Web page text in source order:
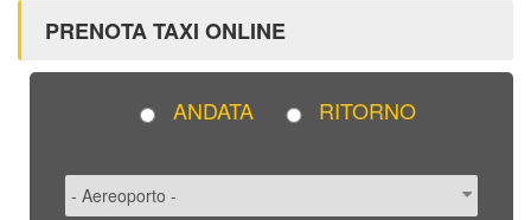
PRENOTA TAXI ONLINE
ANDATA RITORNO